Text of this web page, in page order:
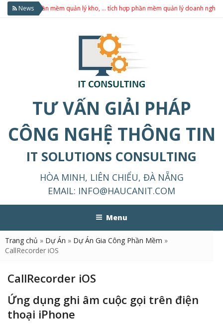
News
phần mềm quản lý kho, … tích hợp phần mềm quản lý doanh nghiệp theo
TƯ VẤN GIẢI PHÁP
CÔNG NGHỆ THÔNG TIN
IT SOLUTIONS CONSULTING
HÒA MINH, LIÊN CHIỂU, ĐÀ NẴNG
EMAIL: INFO@HAUCANIT.COM
Menu
Trang chủ » Dự Án » Dự Án Gia Công Phần Mềm »
CallRecorder iOS
CallRecorder iOS
Ứng dụng ghi âm cuộc gọi trên điện
thoại iPhone